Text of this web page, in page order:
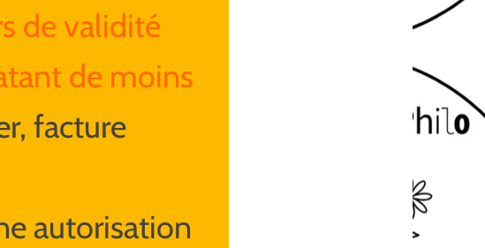
de validité
de moins
facture
autorisation